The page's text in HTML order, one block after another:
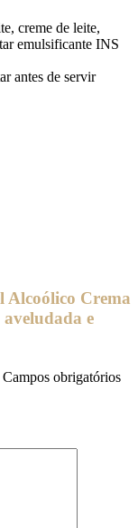
creme de leite,
emulsificante INS
antes de servir
Alcoólico Crema
e
Campos obrigatórios